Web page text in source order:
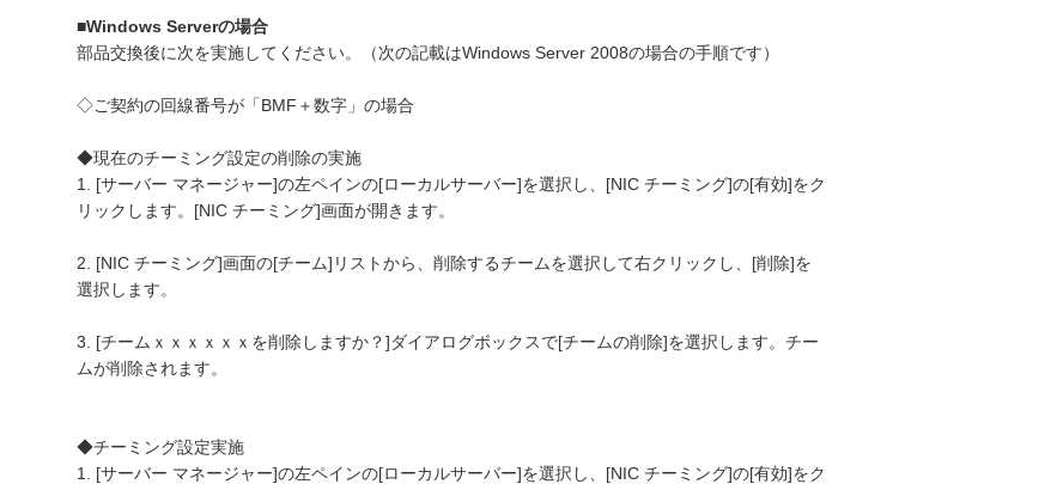
■Windows Serverの場合
部品交換後に次を実施してください。（次の記載はWindows Server 2008の場合の手順です）
◇ご契約の回線番号が「BMF＋数字」の場合
◆現在のチーミング設定の削除の実施
1. [サーバー マネージャー]の左ペインの[ローカルサーバー]を選択し、[NIC チーミング]の[有効]をク
リックします。[NIC チーミング]画面が開きます。
2. [NIC チーミング]画面の[チーム]リストから、削除するチームを選択して右クリックし、[削除]を
選択します。
3. [チームｘｘｘｘｘｘを削除しますか？]ダイアログボックスで[チームの削除]を選択します。チー
ムが削除されます。
◆チーミング設定実施
1. [サーバー マネージャー]の左ペインの[ローカルサーバー]を選択し、[NIC チーミング]の[有効]をク